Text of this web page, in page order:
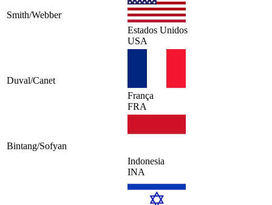
Smith/Webber
Estados Unidos
USA
Duval/Canet
França
FRA
Bintang/Sofyan
Indonesia
INA